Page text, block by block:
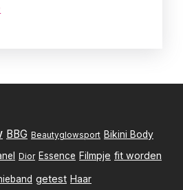
BBG Beautyglowsport Bikini Body
Dior Essence Filmpje fit worden
getest Haar